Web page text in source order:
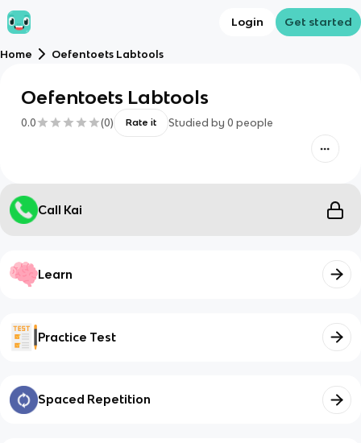
Login Get started
Home Oefentoets Labtools
Oefentoets Labtools
0.0 (0) Rate it Studied by 0 people
Call Kai
Learn
Practice Test
Spaced Repetition